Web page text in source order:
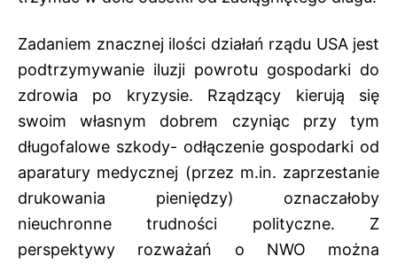
Zadaniem znacznej ilości działań rządu USA jest
podtrzymywanie iluzji powrotu gospodarki do
zdrowia po kryzysie. Rządzący kierują się
swoim własnym dobrem czyniąc przy tym
długofalowe szkody- odłączenie gospodarki od
aparatury medycznej (przez m.in. zaprzestanie
drukowania pieniędzy) oznaczałoby
nieuchronne trudności polityczne. Z
perspektywy rozważań o NWO można